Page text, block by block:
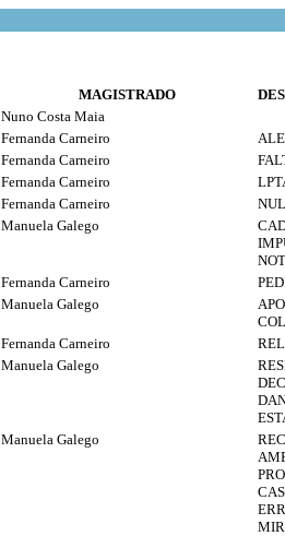
MAGISTRADO
Nuno Costa Maia
Fernanda Carneiro
Fernanda Carneiro
Fernanda Carneiro
Fernanda Carneiro
Manuela Galego
Fernanda Carneiro
Manuela Galego
Fernanda Carneiro
Manuela Galego
Manuela Galego